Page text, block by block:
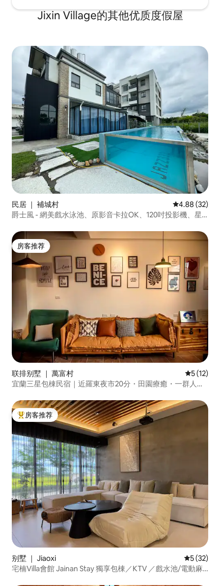
Jixin Village的其他优质度假屋
民居 ｜ 補城村 平均评分
4.88 (32)
爵士風 - 網美戲水泳池、原影音卡拉OK、120吋投影機、星
房客推荐
房客推荐
联排别墅 ｜ 萬富村 平均评分
5 (12)
宜蘭三星包棟民宿｜近羅東夜市20分・田園療癒・一群人待
热门「房客推荐」
房客推荐
别墅 ｜ Jiaoxi 平均评分
5 (32)
宅楠Villa會館 Jainan Stay 獨享包棟／KTV ／戲水池/電動麻